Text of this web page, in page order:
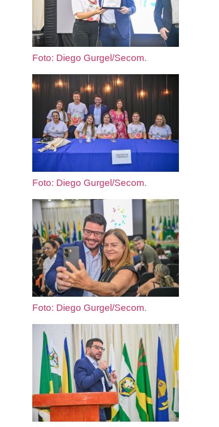
Foto: Diego Gurgel/Secom.
Foto: Diego Gurgel/Secom.
Foto: Diego Gurgel/Secom.